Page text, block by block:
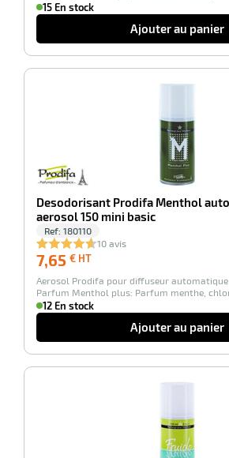
15 En stock
Ajouter au panier
Desodorisant Prodifa Menthol
aerosol 150 mini basic
Ref: 180110
10 avis
7,65 € HT
HT
Aerosol Prodifa pour diffuseur automatique
Parfum Menthol plus: Parfum menthe,
12 En stock
Ajouter au panier